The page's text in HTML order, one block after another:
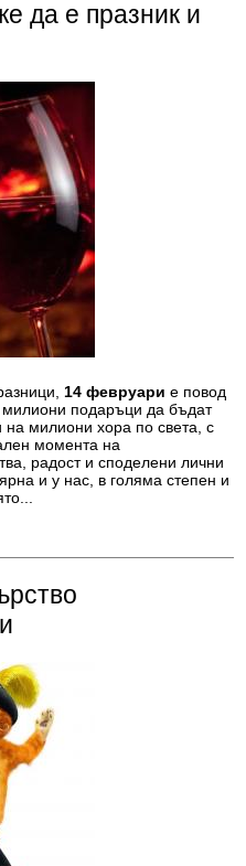
да е празник и
14 февруари е повод
подаръци да бъдат
на милиони хора по света, с
момента на
радост и споделени лични
и у нас, в голяма степен и